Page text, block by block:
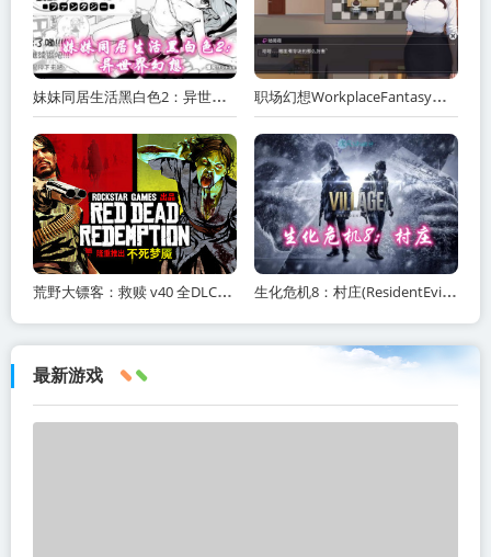
妹妹同居生活黑白色2：异世界幻想网盘下载 职场幻想WorkplaceFantasy中文网盘下载
荒野大镖客：救赎 v40 全DLC（Red Dead Redemption）免安装中文版 生化危机8：村庄(ResidentEvilVillage)内含修改器+DLC+通关存档+原画集百度网盘/
最新游戏